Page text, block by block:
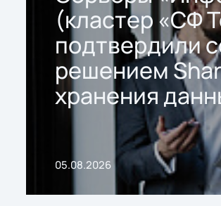
(кластер «СФ
подтвердили
решением
хранения
05.08.2026